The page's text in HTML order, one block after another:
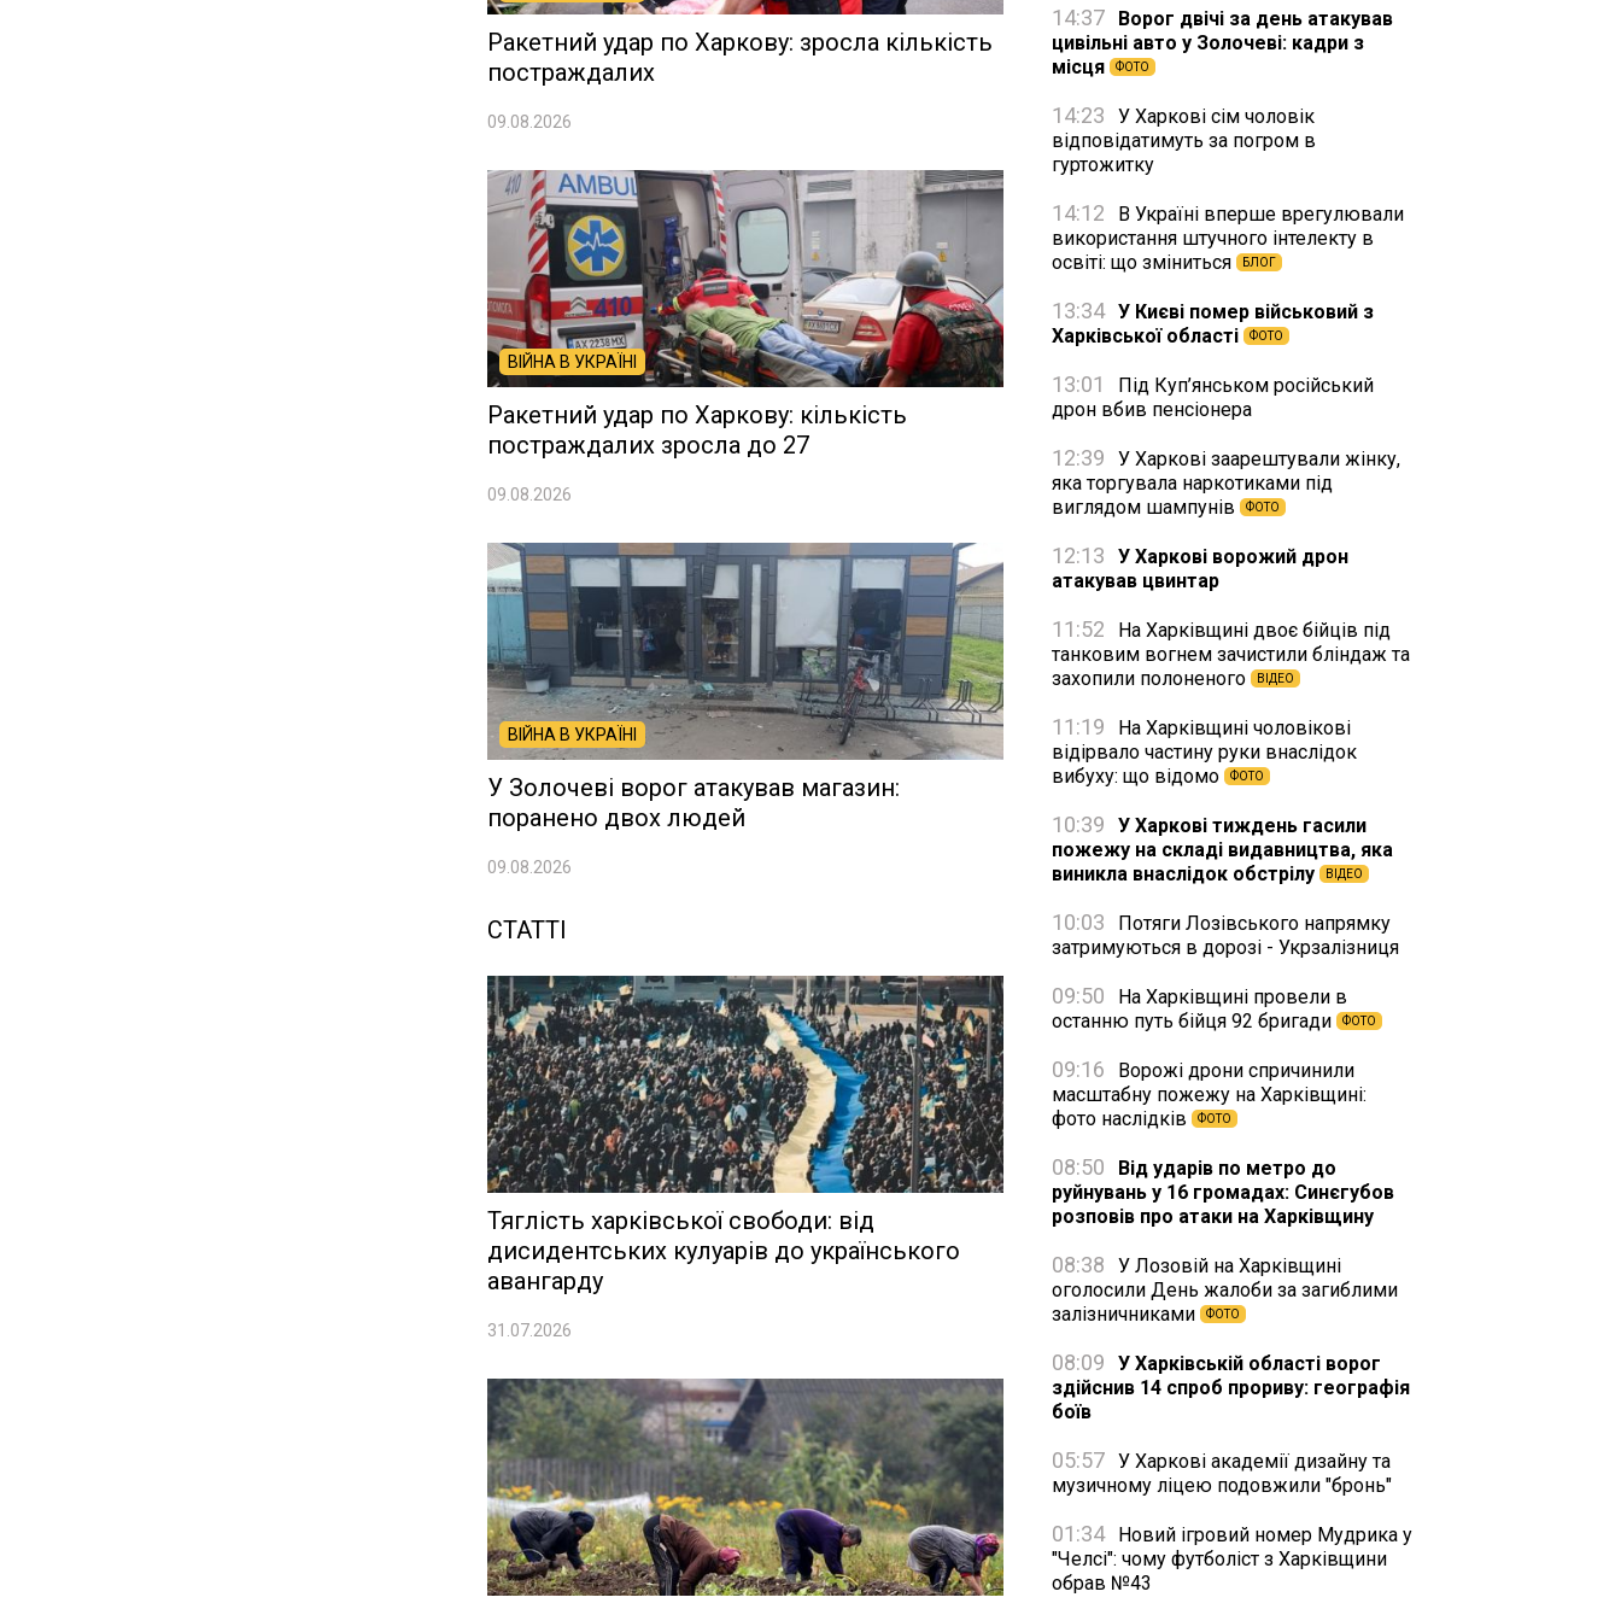
Ракетний удар по Харкову: зросла кількість
постраждалих
09.08.2026
ВІЙНА В УКРАЇНІ
Ракетний удар по Харкову: кількість
постраждалих зросла до 27
09.08.2026
ВІЙНА В УКРАЇНІ
У Золочеві ворог атакував магазин:
поранено двох людей
09.08.2026
СТАТТІ
Тяглість харківської свободи: від
дисидентських кулуарів до українського
авангарду
31.07.2026
14:37
Ворог двічі за день атакував
цивільні авто у Золочеві: кадри з
місця
ФОТО
14:23
У Харкові сім чоловік
відповідатимуть за погром в
гуртожитку
14:12
В Україні вперше врегулювали
використання штучного інтелекту в
освіті: що зміниться
БЛОГ
13:34 У Києві помер військовий з
Харківської області
ФОТО
13:01
Під Куп’янськом російський
дрон вбив пенсіонера
12:39
У Харкові заарештували жінку,
яка торгувала наркотиками під
виглядом шампунів
ФОТО
12:13
У Харкові ворожий дрон
атакував цвинтар
11:52
На Харківщині двоє бійців під
танковим вогнем зачистили бліндаж та
захопили полоненого
ВІДЕО
11:19
На Харківщині чоловікові
відірвало частину руки внаслідок
вибуху: що відомо
ФОТО
10:39
У Харкові тиждень гасили
пожежу на складі видавництва, яка
виникла внаслідок обстрілу
ВІДЕО
10:03
Потяги Лозівського напрямку
затримуються в дорозі - Укрзалізниця
09:50
На Харківщині провели в
останню путь бійця 92 бригади
ФОТО
09:16
Ворожі дрони спричинили
масштабну пожежу на Харківщині:
фото наслідків
ФОТО
08:50
Від ударів по метро до
руйнувань у 16 громадах: Синєгубов
розповів про атаки на Харківщину
08:38
У Лозовій на Харківщині
оголосили День жалоби за загиблими
залізничниками
ФОТО
08:09
У Харківській області ворог
здійснив 14 спроб прориву: географія
боїв
05:57 У Харкові академії дизайну та
музичному ліцею подовжили "бронь"
01:34
Новий ігровий номер Мудрика у
"Челсі": чому футболіст з Харківщини
обрав №43